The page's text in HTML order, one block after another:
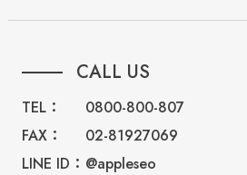
CALL US
TEL：
0800-800-807
FAX：
02-81927069
LINE ID： @appleseo